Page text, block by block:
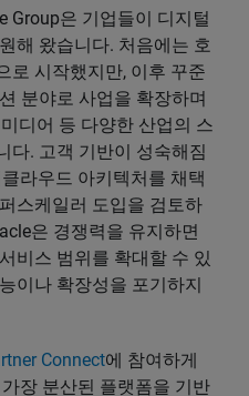
Group은 기업들이 디지털
해 왔습니다. 처음에는 호
로 시작했지만, 이후 꾸준
분야로 사업을 확장하며
디어 등 다양한 산업의 스
다. 고객 기반이 성숙해짐
라우드 아키텍처를 채택
스케일러 도입을 검토하
은 경쟁력을 유지하면
비스 범위를 확대할 수 있
이나 확장성을 포기하지
Connect에 참여하게
장 분산된 플랫폼을 기반